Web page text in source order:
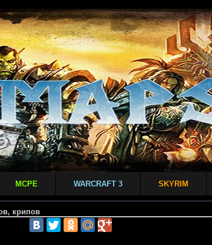
MCPE WARCRAFT 3 SKYRIM
крипов